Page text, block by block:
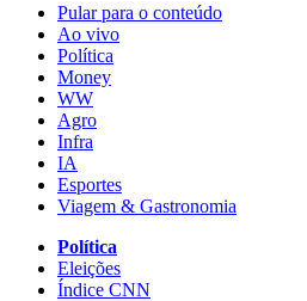
Pular para o conteúdo
Ao vivo
Política
Money
WW
Agro
Infra
IA
Esportes
Viagem & Gastronomia
Política
Eleições
Índice CNN